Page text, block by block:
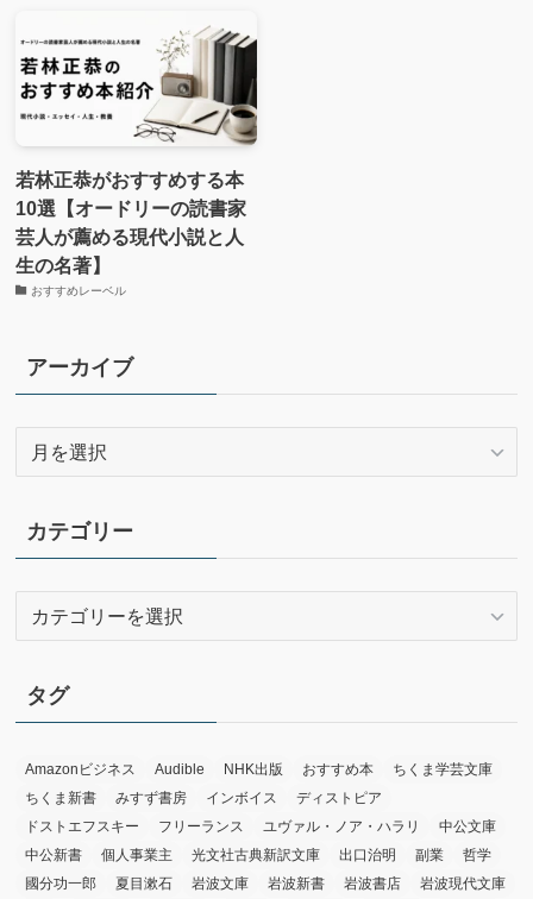
若林正恭がおすすめする本
10選【オードリーの読書家
芸人が薦める現代小説と人
生の名著】
おすすめレーベル
アーカイブ
イ
ブ
カテゴリー
リ
ー
タグ
Amazonビジネス Audible NHK出版 おすすめ本
ちくま学芸文庫
ちくま新書
みすず書房 インボイス
ディストピア
ドストエフスキー
フリーランス ユヴァル・ノア・ハラリ
中公文庫
中公新書
個人事業主 光文社古典新訳文庫 出口治明 副業
哲学
國分功一郎
夏目漱石 岩波文庫 岩波新書 岩波書店 岩波現代文庫